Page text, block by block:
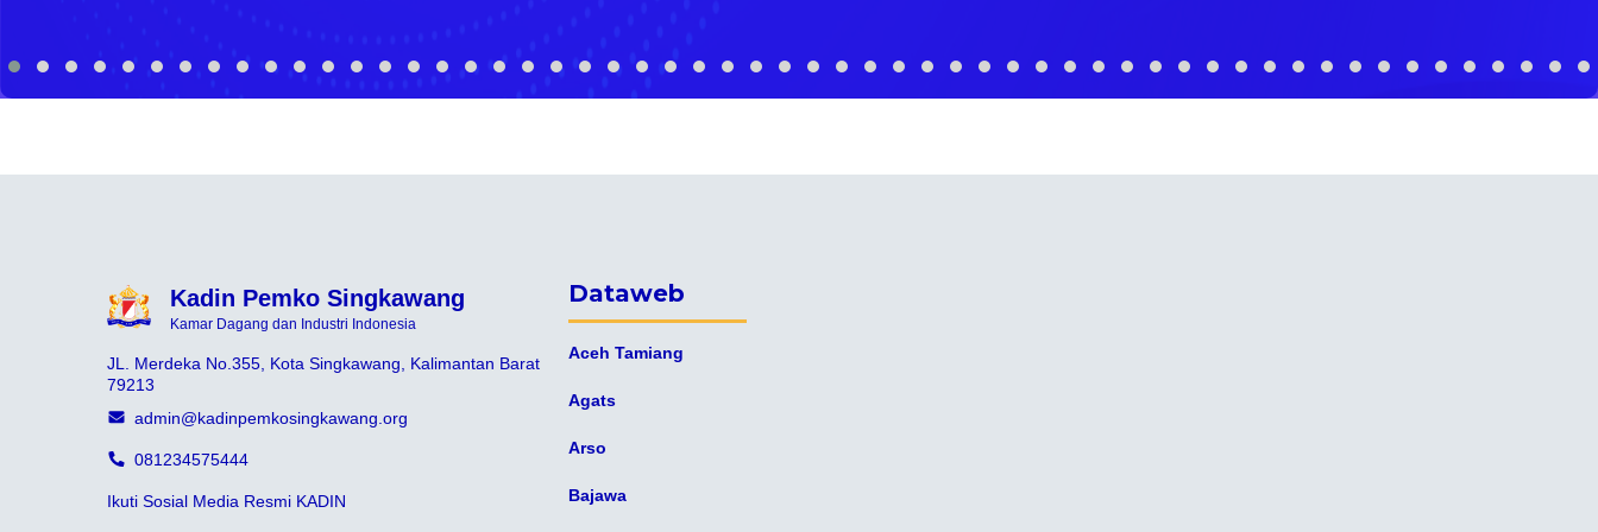
Kadin Pemko Singkawang
Kamar Dagang dan Industri Indonesia
JL. Merdeka No.355, Kota Singkawang, Kalimantan Barat
79213
admin@kadinpemkosingkawang.org
081234575444
Ikuti Sosial Media Resmi KADIN
Dataweb
Aceh Tamiang
Agats
Arso
Bajawa